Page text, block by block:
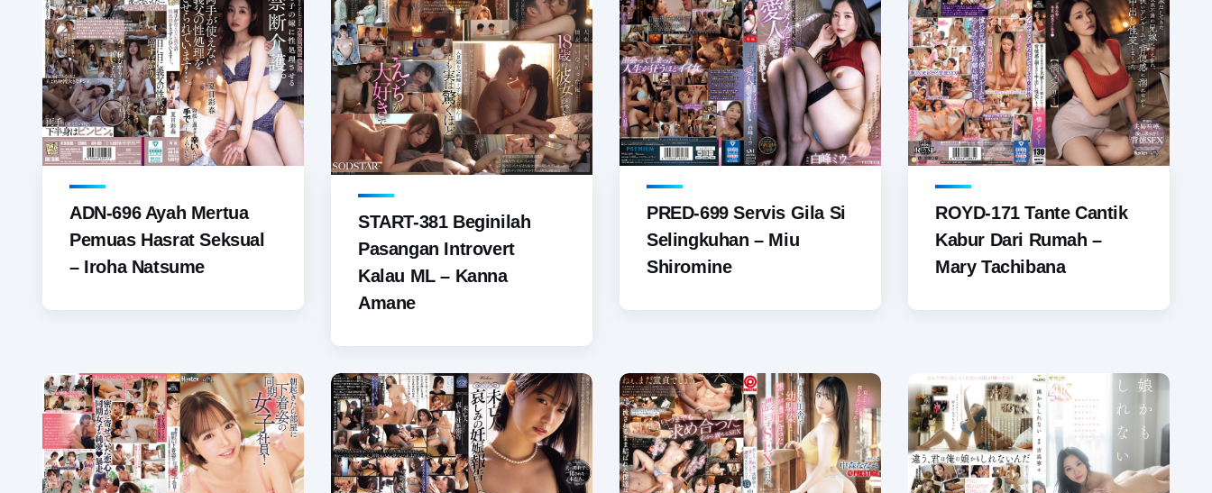
ADN-696 Ayah Mertua
Pemuas Hasrat Seksual
– Iroha Natsume
START-381 Beginilah
Pasangan Introvert
Kalau ML – Kanna
Amane
PRED-699 Servis Gila Si
Selingkuhan – Miu
Shiromine
ROYD-171 Tante Cantik
Kabur Dari Rumah –
Mary Tachibana